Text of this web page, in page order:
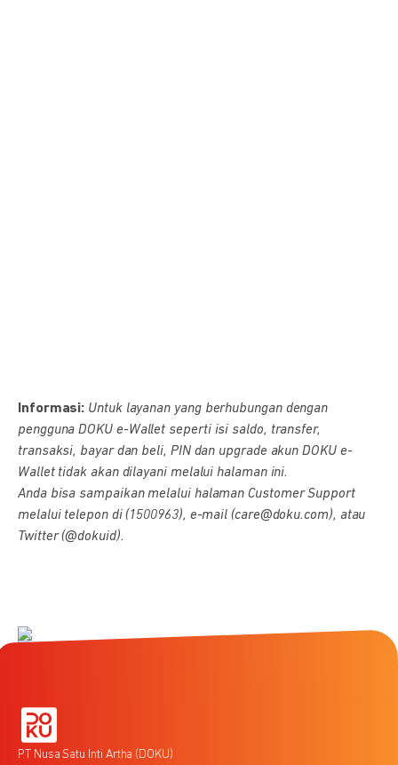
Informasi: Untuk layanan yang berhubungan dengan
pengguna DOKU e-Wallet seperti isi saldo, transfer,
transaksi, bayar dan beli, PIN dan upgrade akun DOKU e-
Wallet tidak akan dilayani melalui halaman ini.
Anda bisa sampaikan melalui halaman Customer Support
melalui telepon di (1500963), e-mail (care@doku.com), atau
Twitter (@dokuid).
PT Nusa Satu Inti Artha (DOKU)